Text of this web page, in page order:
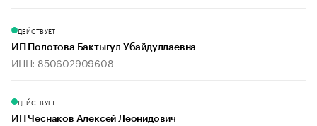
ДЕЙСТВУЕТ
ИП Полотова Бактыгул Убайдуллаевна
ИНН: 850602909608
ДЕЙСТВУЕТ
ИП Чеснаков Алексей Леонидович